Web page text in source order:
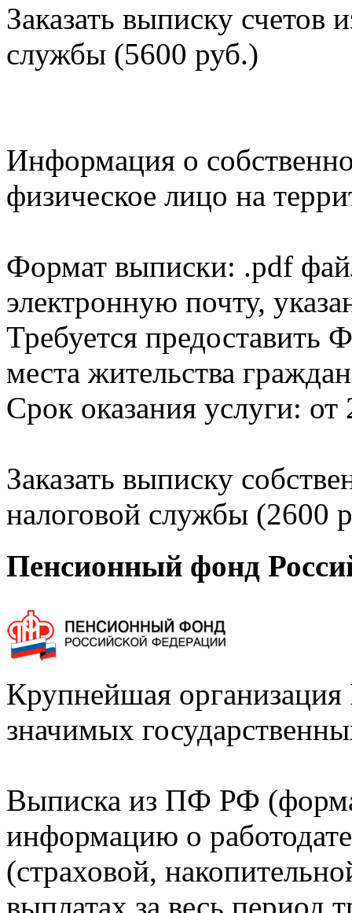
Заказать выписку счетов
службы (5600 руб.)
Информация о
физическое лицо на
Формат выписки: .pdf
электронную почту,
Требуется
места жительства
Срок оказания услуги: от
Заказать выписку
налоговой службы (2600
Пенсионный фонд
Крупнейшая
значимых
Выписка из ПФ РФ
информацию о
(страховой,
выплатах за весь период